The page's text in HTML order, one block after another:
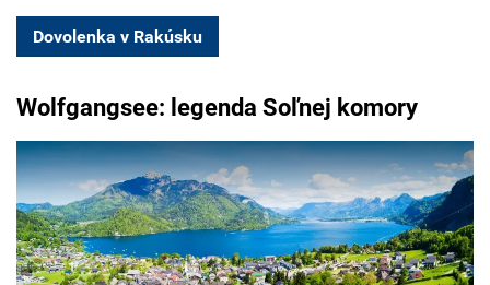
Dovolenka v Rakúsku
Wolfgangsee: legenda Soľnej komory